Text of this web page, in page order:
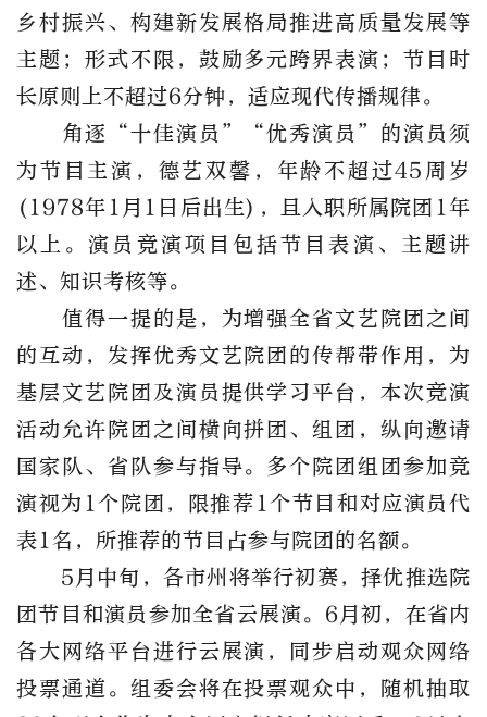
乡村振兴、构建新发展格局推进高质量发展等
主题；形式不限，鼓励多元跨界表演；节目时
长原则上不超过6分钟，适应现代传播规律。
角逐“十佳演员”“优秀演员”的演员须
为节目主演，德艺双馨，年龄不超过45周岁
(1978年1月1日后出生)，且入职所属院团1年
以上。演员竞演项目包括节目表演、主题讲
述、知识考核等。
值得一提的是，为增强全省文艺院团之间
的互动，发挥优秀文艺院团的传帮带作用，为
基层文艺院团及演员提供学习平台，本次竞演
活动允许院团之间横向拼团、组团，纵向邀请
国家队、省队参与指导。多个院团组团参加竞
演视为1个院团，限推荐1个节目和对应演员代
表1名，所推荐的节目占参与院团的名额。
5月中旬，各市州将举行初赛，择优推选院
团节目和演员参加全省云展演。6月初，在省内
各大网络平台进行云展演，同步启动观众网络
投票通道。组委会将在投票观众中，随机抽取